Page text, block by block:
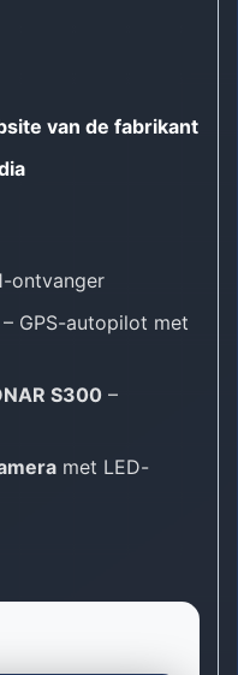
van de fabrikant
ontvanger
– GPS-autopilot met
S300 –
met LED-